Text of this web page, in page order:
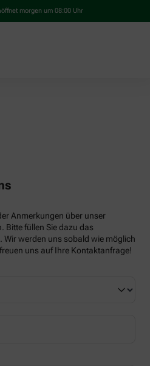
öffnet morgen um 08:00 Uhr
Anmerkungen über unser
Bitte füllen Sie dazu das
Wir werden uns sobald wie möglich
uns auf Ihre Kontaktanfrage!